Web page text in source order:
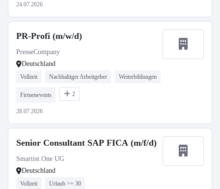
24.07.2026
PR-Profi (m/w/d)
PresseCompany
Deutschland
Vollzeit Nachhaltiger Arbeitgeber Weiterbildungen
Firmenevents 2
28.07.2026
Senior Consultant SAP FICA (m/f/d)
Smartist.One UG
Deutschland
Vollzeit Urlaub >= 30